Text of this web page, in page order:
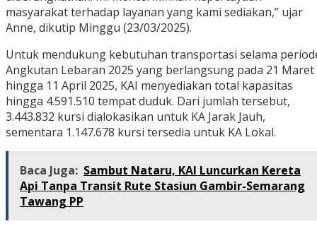
masyarakat terhadap layanan yang kami sediakan,” ujar
Anne, dikutip Minggu (23/03/2025).
Untuk mendukung kebutuhan transportasi selama
Angkutan Lebaran 2025 yang berlangsung pada 21 Maret
hingga 11 April 2025, KAI menyediakan total kapasitas
hingga 4.591.510 tempat duduk. Dari jumlah tersebut,
3.443.832 kursi dialokasikan untuk KA Jarak Jauh,
sementara 1.147.678 kursi tersedia untuk KA Lokal.
Baca Juga: Sambut Nataru, KAI Luncurkan Kereta
Api Tanpa Transit Rute Stasiun Gambir-Semarang
Tawang PP